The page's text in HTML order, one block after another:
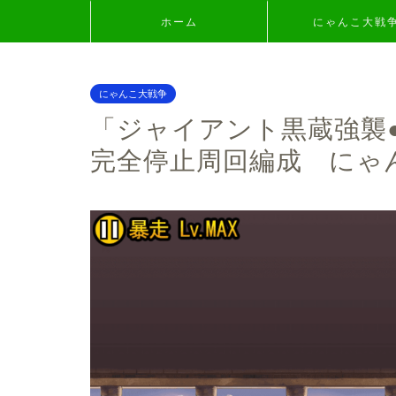
ホーム にゃんこ大戦
にゃんこ大戦争
「ジャイアント黒蔵強
完全停止周回編成 にゃ